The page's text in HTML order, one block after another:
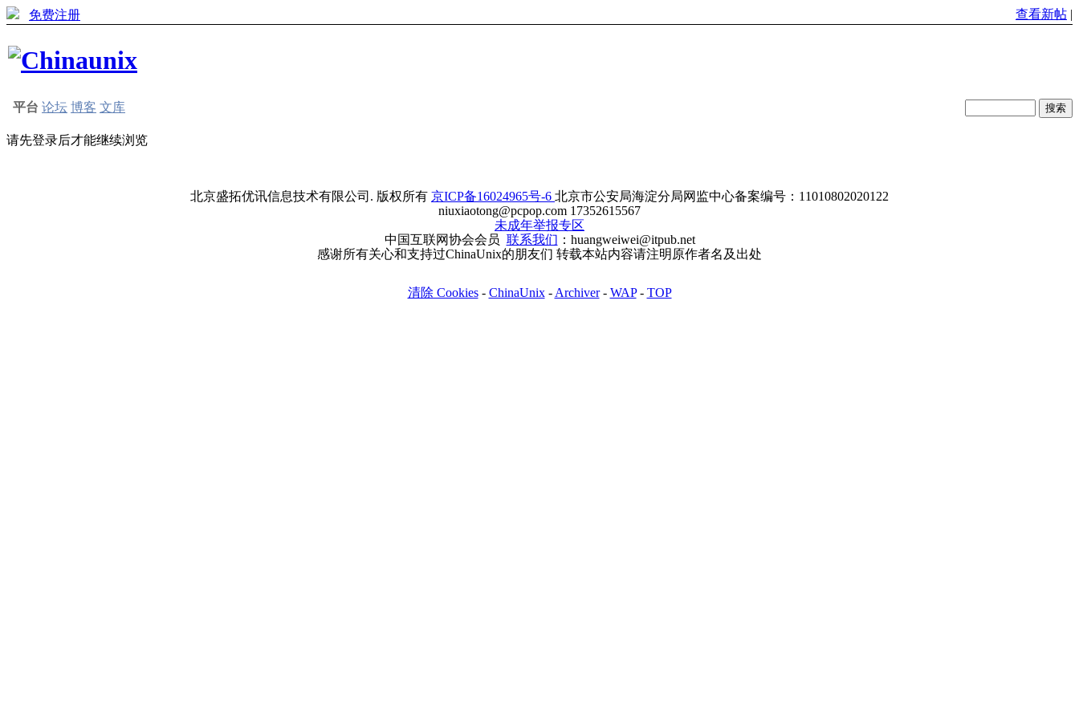
免费注册 查看新帖 |
平台 论坛 博客 文库
请先登录后才能继续浏览
北京盛拓优讯信息技术有限公司. 版权所有 京ICP备16024965号-6 北京市公安局海淀分局网监中心备案编号：11010802020122
niuxiaotong@pcpop.com 17352615567
未成年举报专区
中国互联网协会会员 联系我们 ：huangweiwei@itpub.net
感谢所有关心和支持过ChinaUnix的朋友们 转载本站内容请注明原作者名及出处
清除 Cookies- ChinaUnix- Archiver- WAP- TOP